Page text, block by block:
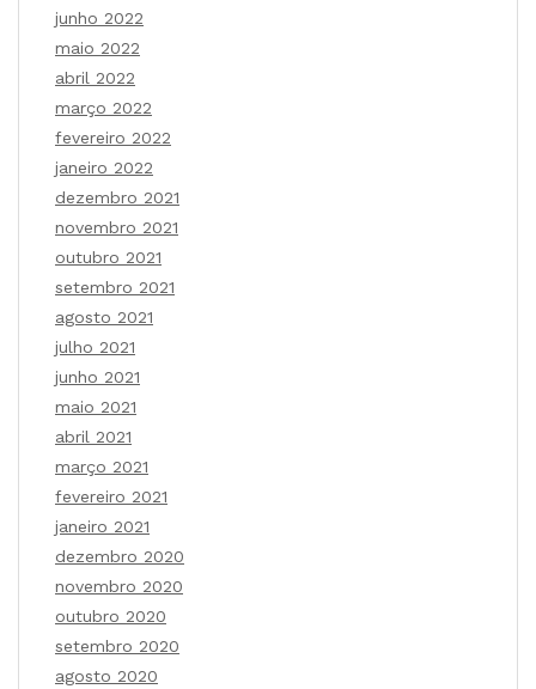
junho 2022
maio 2022
abril 2022
março 2022
fevereiro 2022
janeiro 2022
dezembro 2021
novembro 2021
outubro 2021
setembro 2021
agosto 2021
julho 2021
junho 2021
maio 2021
abril 2021
março 2021
fevereiro 2021
janeiro 2021
dezembro 2020
novembro 2020
outubro 2020
setembro 2020
agosto 2020